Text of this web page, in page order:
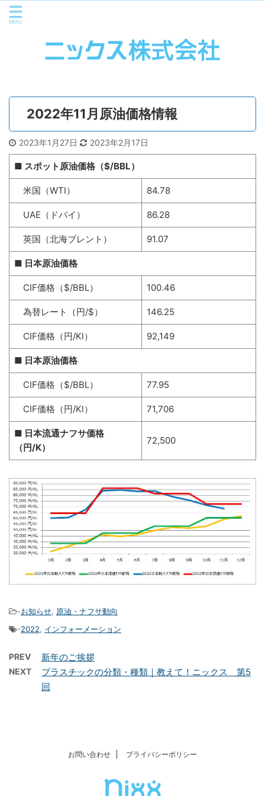
2022年11月原油価格情報
2023年1月27日 2023年2月17日
■ スポット原油価格（$/BBL）
米国（WTI） 84.78
UAE（ドバイ） 86.28
英国（北海ブレント） 91.07
■ 日本原油価格
CIF価格（$/BBL） 100.46
為替レート（円/$） 146.25
CIF価格（円/Kl） 92,149
■ 日本原油価格
CIF価格（$/BBL） 77.95
CIF価格（円/Kl） 71,706
■ 日本流通ナフサ価格
（円/K）
72,500
-お知らせ, 原油・ナフサ動向
-2022, インフォーメーション
PREV 新年のご挨拶
NEXT
プラスチックの分類・種類｜教えて！ニックス 第5
回
お問い合わせ プライバシーポリシー